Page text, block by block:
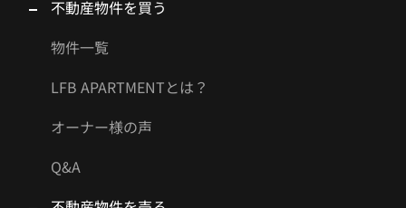
不動産物件を買う
物件一覧
LFB APARTMENTとは？
オーナー様の声
Q&A